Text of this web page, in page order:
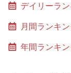
デイリーラ
月間ランキ
年間ランキ